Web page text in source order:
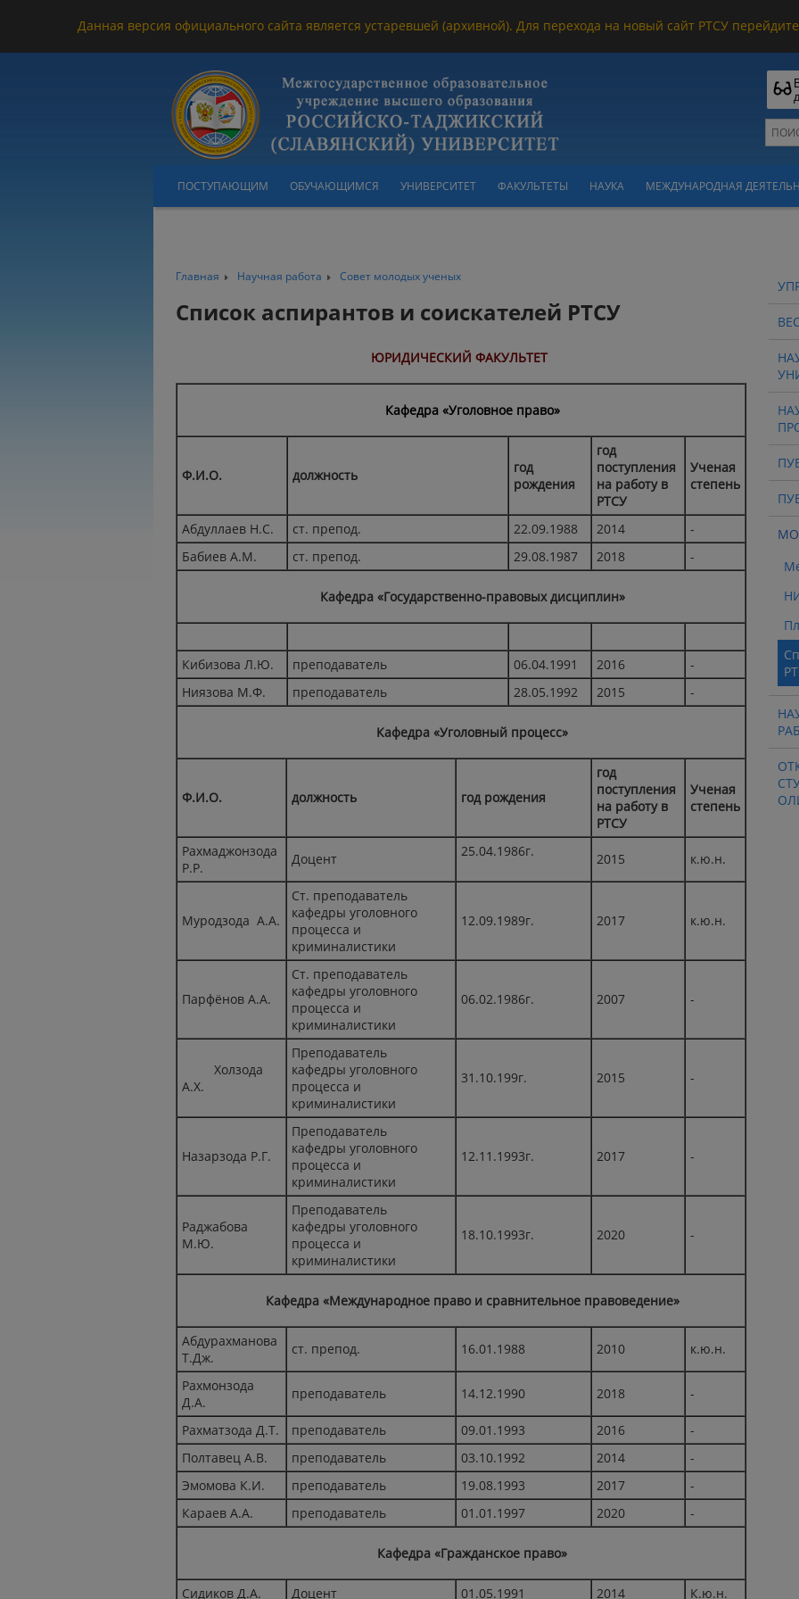
Данная версия официального сайта является устаревшей (архивной). Для перехода на новый сайт РТСУ
ПОСТУПАЮЩИМ ОБУЧАЮЩИМСЯ УНИВЕРСИТЕТ ФАКУЛЬТЕТЫ НАУКА МЕЖДУНАРОДНАЯ
Главная Научная работа Совет молодых ученых
Список аспирантов и соискателей РТСУ
ЮРИДИЧЕСКИЙ ФАКУЛЬТЕТ
Кафедра «Уголовное право»
Ф.И.О. должность
год
рождения
год
поступления
на работу в
РТСУ
Ученая
степень
Абдуллаев Н.С. ст. препод. 22.09.1988 2014
-
Бабиев А.М.
ст. препод. 29.08.1987 2018 -
Кафедра «Государственно-правовых дисциплин»
Кибизова Л.Ю. преподаватель 06.04.1991 2016
-
Ниязова М.Ф.
преподаватель 28.05.1992 2015 -
Кафедра «Уголовный процесс»
Ф.И.О. должность год рождения
год
поступления
на работу в
РТСУ
Ученая
степень
Рахмаджонзода
Р.Р.
Доцент 25.04.1986г. 2015 к.ю.н.
Муродзода А.А.
Ст. преподаватель
кафедры уголовного
процесса и
криминалистики
12.09.1989г. 2017 к.ю.н.
Парфёнов А.А.
Ст. преподаватель
кафедры уголовного
процесса и
криминалистики
06.02.1986г. 2007 -
Холзода
А.Х.
Преподаватель
кафедры уголовного
процесса и
криминалистики
31.10.199г. 2015 -
Назарзода Р.Г.
Преподаватель
кафедры уголовного
процесса и
криминалистики
12.11.1993г. 2017 -
Раджабова
М.Ю.
Преподаватель
кафедры уголовного
процесса и
криминалистики
18.10.1993г. 2020 -
Кафедра «Международное право и сравнительное правоведение»
Абдурахманова
Т.Дж.
ст. препод. 16.01.1988 2010 к.ю.н.
Рахмонзода
Д.А.
преподаватель 14.12.1990 2018 -
Рахматзода Д.Т. преподаватель 09.01.1993 2016
-
Полтавец А.В.
преподаватель 03.10.1992 2014
-
Эмомова К.И.
преподаватель 19.08.1993 2017
-
Караев А.А.
преподаватель 01.01.1997 2020 -
Кафедра «Гражданское право»
Сидиков Д.А. Доцент 01.05.1991 2014
К.ю.н.